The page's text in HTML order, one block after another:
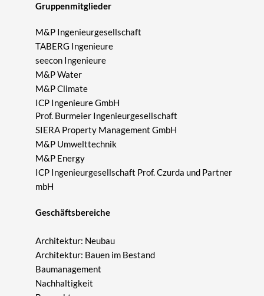
Geschäftsbereiche
Architektur: Neubau
Architektur: Bauen im Bestand
Baumanagement
Nachhaltigkeit
Gruppenmitglieder
M&P Ingenieurgesellschaft
TABERG Ingenieure
seecon Ingenieure
M&P Water
M&P Climate
ICP Ingenieure GmbH
Prof. Burmeier Ingenieurgesellschaft
SIERA Property Management GmbH
M&P Umwelttechnik
M&P Energy
ICP Ingenieurgesellschaft Prof. Czurda und Partner
mbH